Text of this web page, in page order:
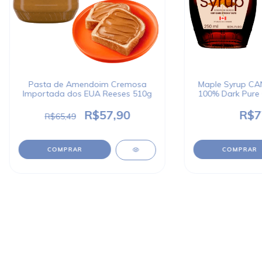
Pasta de Amendoim Cremosa
Importada dos EUA Reeses 510g
R$65,49 R$57,90
Maple Syrup
100% Dark